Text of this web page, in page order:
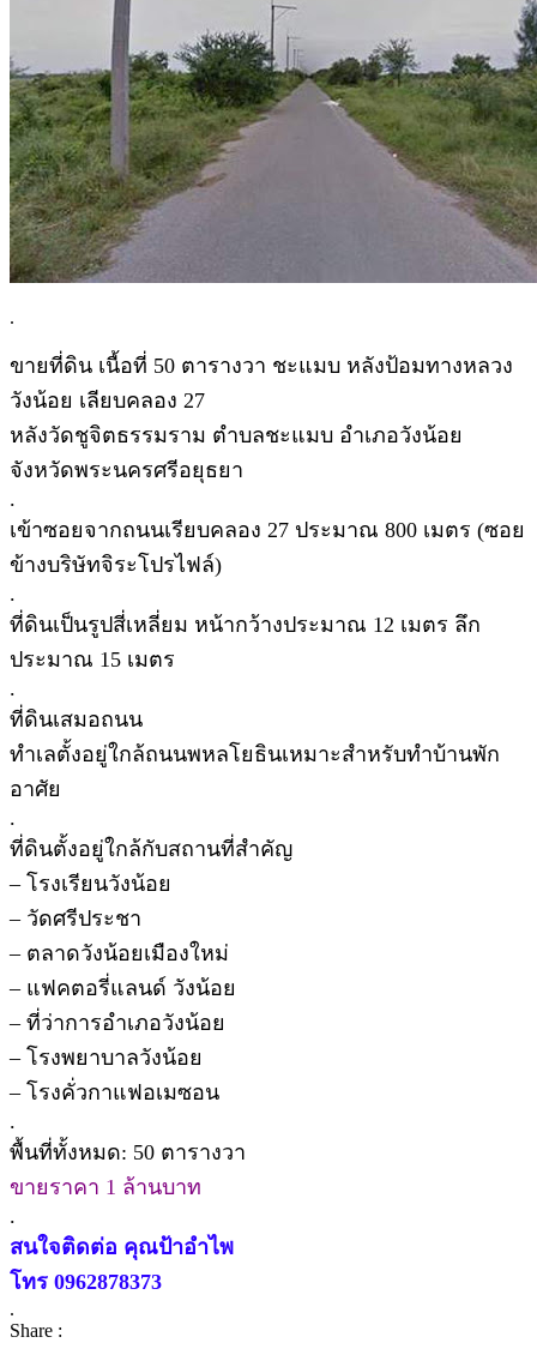
.
ขายที่ดิน เนื้อที่ 50 ตารางวา ชะแมบ หลังป้อมทางหลวง
วังน้อย เลียบคลอง 27
หลังวัดชูจิตธรรมราม ตำบลชะแมบ อำเภอวังน้อย
จังหวัดพระนครศรีอยุธยา
.
เข้าซอยจากถนนเรียบคลอง 27 ประมาณ 800 เมตร (ซอย
ข้างบริษัทจิระโปรไฟล์)
.
ที่ดินเป็นรูปสี่เหลี่ยม หน้ากว้างประมาณ 12 เมตร ลึก
ประมาณ 15 เมตร
.
ที่ดินเสมอถนน
ทำเลตั้งอยู่ใกล้ถนนพหลโยธินเหมาะสำหรับทำบ้านพัก
อาศัย
.
ที่ดินตั้งอยู่ใกล้กับสถานที่สำคัญ
– โรงเรียนวังน้อย
– วัดศรีประชา
– ตลาดวังน้อยเมืองใหม่
– แฟคตอรี่แลนด์ วังน้อย
– ที่ว่าการอำเภอวังน้อย
– โรงพยาบาลวังน้อย
– โรงคั่วกาแฟอเมซอน
.
พื้นที่ทั้งหมด: 50 ตารางวา
ขายราคา 1 ล้านบาท
.
สนใจติดต่อ คุณป้าอำไพ
โทร 0962878373
.
Share :